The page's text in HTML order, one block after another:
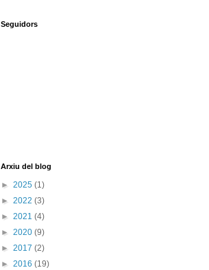
Seguidors
Arxiu del blog
► 2025 (1)
► 2022 (3)
► 2021 (4)
► 2020 (9)
► 2017 (2)
► 2016 (19)